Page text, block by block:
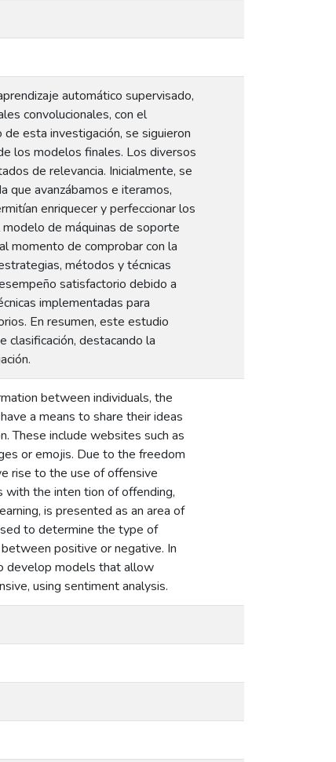
automático supervisado,
convolucionales, con el
esta investigación, se siguieron
los modelos finales. Los diversos
de relevancia. Inicialmente, se
que avanzábamos e iteramos,
enriquecer y perfeccionar los
de máquinas de soporte
momento de comprobar con la
métodos y técnicas
satisfactorio debido a
implementadas para
En resumen, este estudio
destacando la
between individuals, the
a means to share their ideas
These include websites such as
or emojis. Due to the freedom
rise to the use of offensive
the inten tion of offending,
is presented as an area of
to determine the type of
positive or negative. In
develop models that allow
using sentiment analysis.